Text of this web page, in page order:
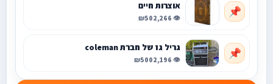
📌 אוצרות חיים
👁️ 2,266
₪50
📌 גריל גז של חברת coleman
👁️ 2,196
₪500